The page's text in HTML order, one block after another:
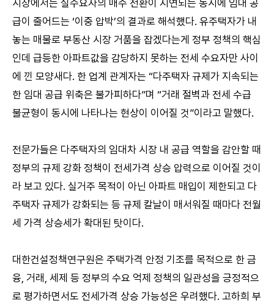
시장에서는 실수요자의 매수 전환이 지연되는 동시에 임대 공
급이 줄어드는 ‘이중 압박’의 결과로 해석했다. 유주택자가 내
놓는 매물로 부동산 시장 거품을 잡겠다는게 정부 정책의 핵심
인데 급등한 아파트값을 감당하지 못하는 전세 수요자만 사이
에 낀 모양새다. 한 업계 관계자는 “다주택자 규제가 지속되는
한 임대 공급 위축은 불가피하다”며 “거래 절벽과 전세 수급
불균형이 동시에 나타나는 현상이 이어질 것”이라고 말했다.
전문가들은 다주택자의 임대차 시장 내 공급 역할을 감안할 때
정부의 규제 강화 정책이 전세가격 상승 압력으로 이어질 것이
라 보고 있다. 실거주 목적이 아닌 아파트 매입이 제한되고 다
주택자 규제가 강화되는 등 규제 칼날이 매서워질 때마다 전월
세 가격 상승세가 확대된 탓이다.
대한건설정책연구원은 주택가격 안정 기조를 목적으로 한 금
융, 거래, 세제 등 정부의 수요 억제 정책의 일관성을 긍정적으
로 평가하면서도 전세가격 상승 가능성은 우려했다. 고하희 부